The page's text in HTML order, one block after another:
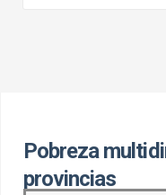
Pobreza
provincias